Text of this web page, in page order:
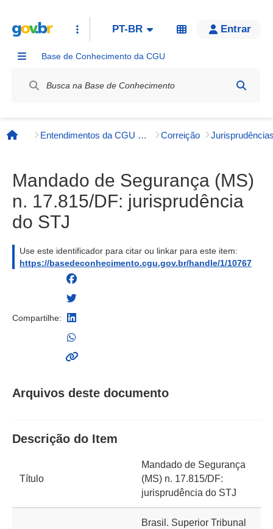
PT-BR Entrar
Base de Conhecimento da CGU
Página inicial
Entendimentos da CGU e órgãos externos Correição
Mandado de Segurança (MS)
n. 17.815/DF: jurisprudência
do STJ
Use este identificador para citar ou linkar para este item:
https://basedeconhecimento.cgu.gov.br/handle/1/10767
Compartilhe:
Arquivos deste documento
Descrição do Item
Título
Mandado de Segurança
(MS) n. 17.815/DF:
jurisprudência do STJ
Brasil. Superior Tribunal